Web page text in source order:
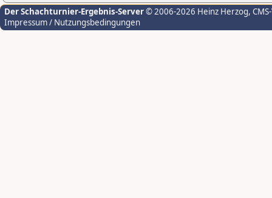
Der Schachturnier-Ergebnis-Server© 2006-2026 Heinz Herzog,
Impressum / Nutzungsbedingungen